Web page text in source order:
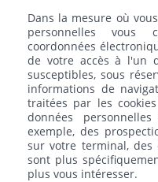
Dans la mesure où
personnelles vous
coordonnées
de votre accès à l'un
susceptibles, sous
informations de
traitées par les
données
exemple, des
sur votre terminal, des
sont plus
plus vous intéresser.